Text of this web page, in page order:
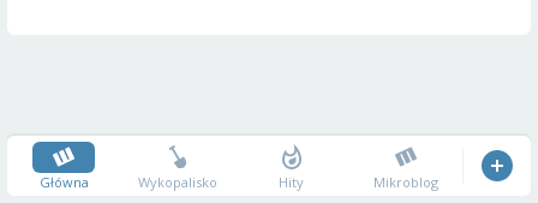
Główna Wykopalisko Hity Mikroblog